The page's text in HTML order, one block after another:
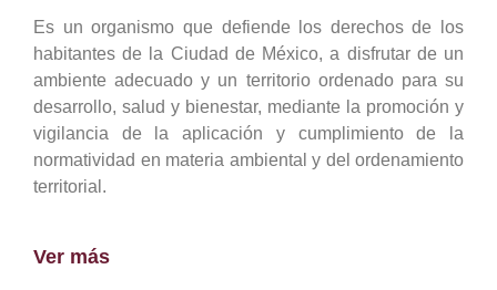
Es un organismo que defiende los derechos de los
habitantes de la Ciudad de México, a disfrutar de un
ambiente adecuado y un territorio ordenado para su
desarrollo, salud y bienestar, mediante la promoción y
vigilancia de la aplicación y cumplimiento de la
normatividad en materia ambiental y del ordenamiento
territorial.
Ver más